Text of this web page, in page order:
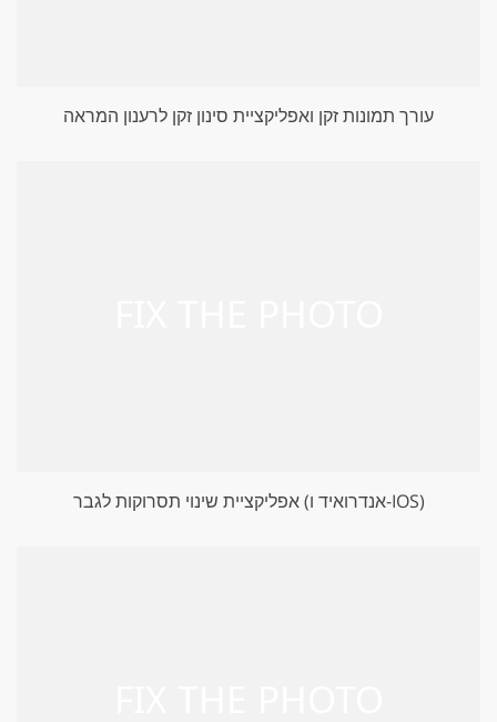
עורך תמונות זקן ואפליקציית סינון זקן לרענון המראה
אפליקציית שינוי תסרוקות לגבר (אנדרואיד ו-IOS)